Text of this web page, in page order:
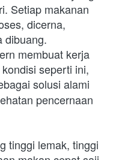
Setiap makanan
dicerna,
dibuang.
membuat kerja
solusi alami
pencernaan
tinggi lemak, tinggi